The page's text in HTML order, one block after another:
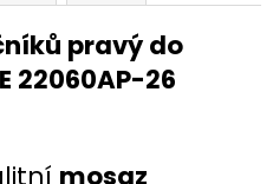
pravý do
22060AP-26
mosaz